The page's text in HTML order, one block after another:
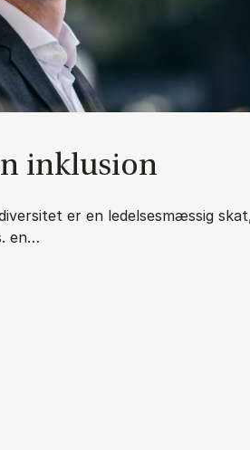
in­klu­sion
er en ledelsesmæssig
en…